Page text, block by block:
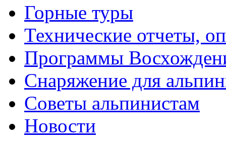
Горные туры
Технические отчеты,
Программы
Снаряжение для
Советы альпинистам
Новости